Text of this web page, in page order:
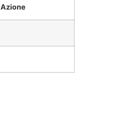
Azione